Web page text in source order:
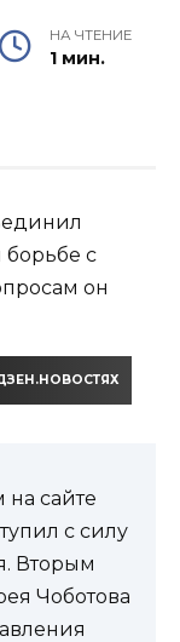
НА ЧТЕНИЕ
1 мин.
с
он
сайте
с силу
Вторым
Чоботова